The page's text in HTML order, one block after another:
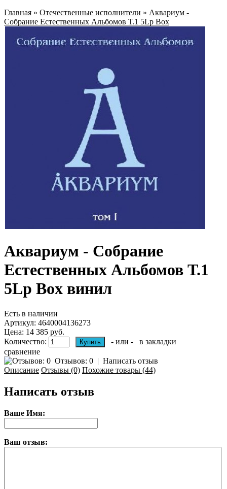
Главная » Отечественные исполнители » Аквариум -
Собрание Естественных Альбомов Т.1 5Lp Box
Аквариум - Собрание
Естественных Альбомов Т.1
5Lp Box винил
Есть в наличии
Артикул: 4640004136273
Цена: 14 385 руб.
Количество:
- или -
в закладки
сравнение
Отзывов: 0 | Написать отзыв
Описание Отзывы (0) Похожие товары (44)
Написать отзыв
Ваше Имя:
Ваш отзыв: